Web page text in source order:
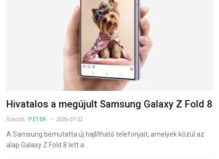
Hivatalos a megújult Samsung Galaxy Z Fold 8
Szerző: PÉTER 2026-07-22
A Samsung bemutatta új hajlítható telefonjait, amelyek közül az
alap Galaxy Z Fold 8 lett a…